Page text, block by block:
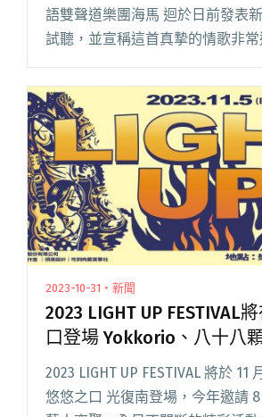
語雙聲道樂團海馬 迴於日前發表
試聽，並宣稱這首真摯的情歌非常
的背景音樂，期待能成為樂迷們
同時他們也公布新專輯將於五月
Yo閱讀全文 "不買專輯會分手？海
釋出 影音頻道同步開張！"
2023-10-31・新聞
2023 LIGHT UP FESTIVAL
口登場 Yokkorio、八十八
組在地音樂人齊聚
2023 LIGHT UP FESTIVAL 將於 11
悠悠之口 光復南登場，今年邀請